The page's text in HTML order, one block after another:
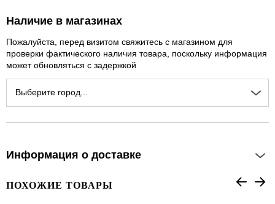
Наличие в магазинах
Пожалуйста, перед визитом свяжитесь с магазином для
проверки фактического наличия товара, поскольку информация
может обновляться с задержкой
Выберите город...
Информация о доставке
ПОХОЖИЕ ТОВАРЫ